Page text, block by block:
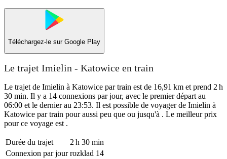
Téléchargez-le sur Google Play
Le trajet Imielin - Katowice en train
Le trajet de Imielin à Katowice par train est de 16,91 km et prend 2 h
30 min. Il y a 14 connexions par jour, avec le premier départ au
06:00 et le dernier au 23:53. Il est possible de voyager de Imielin à
Katowice par train pour aussi peu que ou jusqu'à . Le meilleur prix
pour ce voyage est .
Durée du trajet
2 h 30 min
Connexion par jour rozklad 14